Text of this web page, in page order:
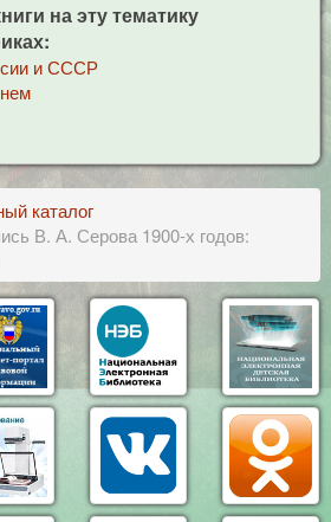
на эту тематику
и СССР
каталог
В. А. Серова 1900-х годов: